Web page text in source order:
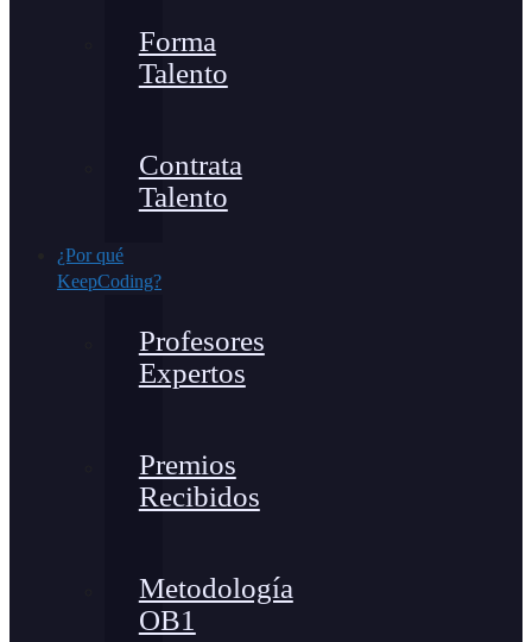
Forma
Talento
Contrata
Talento
¿Por qué
KeepCoding?
Profesores
Expertos
Premios
Recibidos
Metodología
OB1